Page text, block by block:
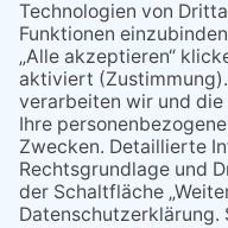
11.03.2026
04.02.2026
04.02.2026